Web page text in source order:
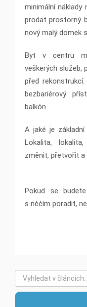
minimální náklady
prodat prostorný
nový malý domek
Byt v centru
veškerých služeb,
před
bezbariérový
balkón.
A jaké je
Lokalita,
změnit, přetvořit a
Pokud se
s něčím poradit,